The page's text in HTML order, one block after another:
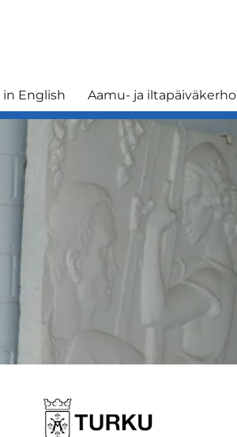
English Aamu- ja iltapäiväkerho